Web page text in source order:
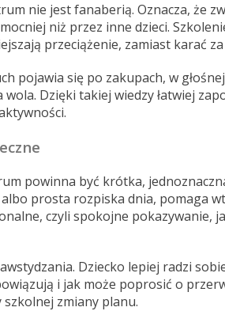
nie jest fanaberią. Oznacza, że
niż przez inne dzieci.
przeciążenie, zamiast karać za
pojawia się po zakupach, w
Dzięki takiej wiedzy łatwiej
powinna być krótka,
prosta rozpiska dnia, pomaga
czyli spokojne pokazywanie,
Dziecko lepiej radzi
i jak może poprosić o
zmiany planu.